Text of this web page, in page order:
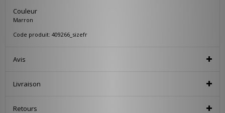
Couleur
Marron
Code produit: 409266_sizefr
Avis
Livraison
Retours